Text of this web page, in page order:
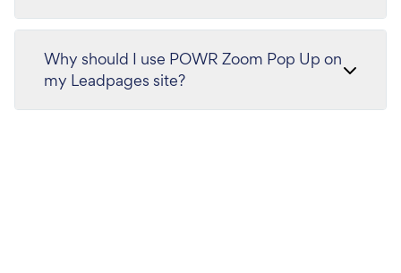
Why should I use POWR Zoom Pop Up on
my Leadpages site?